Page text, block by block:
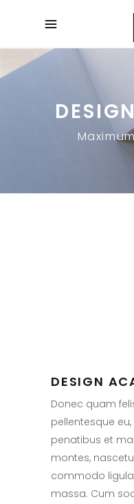
DESIGN
Donec quam
pellentesque
penatibus et
montes,
commodo
massa. Cum